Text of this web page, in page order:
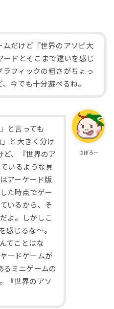
ムだけど『世界のアソビ大
ードとそこまで違いを感じ
ラフィックの粗さがちょっ
、今でも十分遊べるね。
さぼろー
と言っても
」と大きく分け
ど、『世界のア
いるような見
アーケード版
た時点でゲー
いるから、そ
よ。しかしこ
感じるな～。
てことはな
ードゲームが
るミニゲームの
『世界のアソ